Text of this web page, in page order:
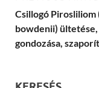
Csillogó Pirosliliom
bowdenii) ültetése,
gondozása,